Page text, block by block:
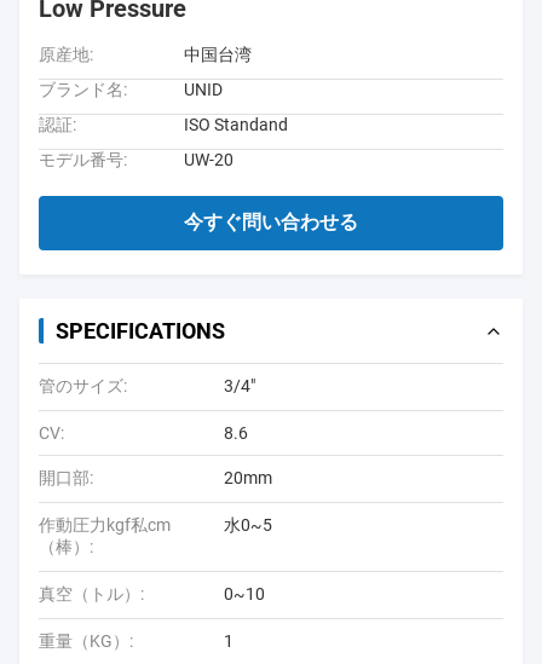
Low Pressure
原産地:
中国台湾
ブランド名:
UNID
認証:
ISO Standand
モデル番号:
UW-20
今すぐ問い合わせる
SPECIFICATIONS
管のサイズ: 3/4"
CV: 8.6
開口部: 20mm
作動圧力kgf私cm
（棒）:
水0~5
真空（トル）: 0~10
重量（KG）: 1